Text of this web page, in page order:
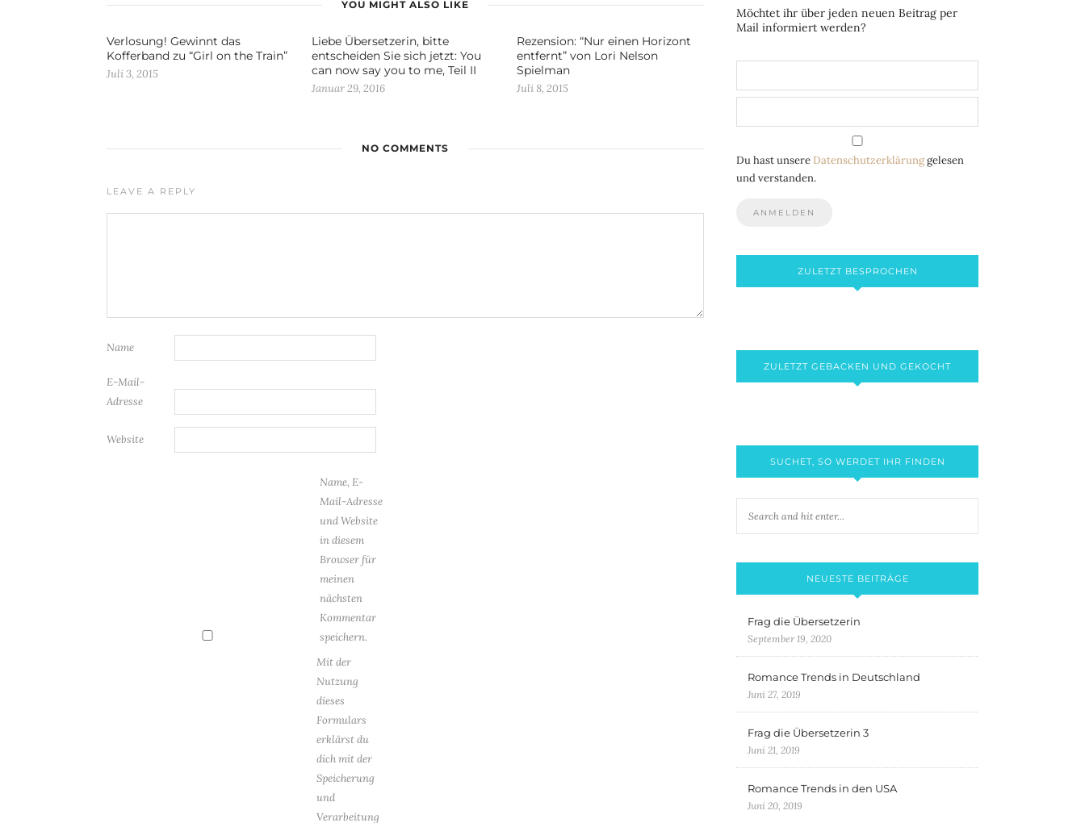
YOU MIGHT ALSO LIKE
Verlosung! Gewinnt das
Kofferband zu “Girl on the Train”
Juli 3, 2015
Liebe Übersetzerin, bitte
entscheiden Sie sich jetzt: You
can now say you to me, Teil II
Januar 29, 2016
Rezension: “Nur einen Horizont
entfernt” von Lori Nelson
Spielman
Juli 8, 2015
NO COMMENTS
LEAVE A REPLY
Name
E-Mail-
Adresse
Website
Name, E-
Mail-Adresse
und Website
in diesem
Browser für
meinen
nächsten
Kommentar
speichern.
Mit der
Nutzung
dieses
Formulars
erklärst du
dich mit der
Speicherung
und
Verarbeitung
Möchtet ihr über jeden neuen Beitrag per
Mail informiert werden?
Du hast unsere Datenschutzerklärunggelesen
und verstanden.
ZULETZT BESPROCHEN
ZULETZT GEBACKEN UND GEKOCHT
SUCHET, SO WERDET IHR FINDEN
NEUESTE BEITRÄGE
Frag die Übersetzerin
September 19, 2020
Romance Trends in Deutschland
Juni 27, 2019
Frag die Übersetzerin 3
Juni 21, 2019
Romance Trends in den USA
Juni 20, 2019